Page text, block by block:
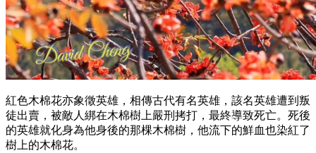
紅色木棉花亦象徵英雄，相傳古代有名英雄，該名英雄遭到叛
徒出賣，被敵人綁在木棉樹上嚴刑拷打，最終導致死亡。死後
的英雄就化身為他身後的那棵木棉樹，他流下的鮮血也染紅了
樹上的木棉花。